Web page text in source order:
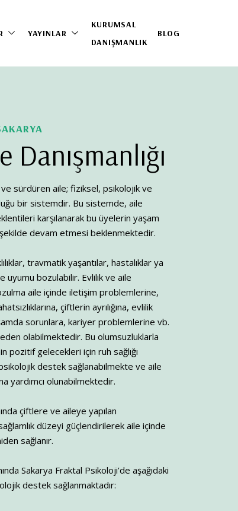
YAYINLAR
KURUMSAL
DANIŞMANLIK
BLOG
ve sürdüren aile; fiziksel, psikolojik ve
bir sistemdir. Bu sistemde, aile
karşılanarak bu üyelerin yaşam
şekilde devam etmesi beklenmektedir.
travmatik yaşantılar, hastalıklar ya
uyumu bozulabilir. Evlilik ve aile
aile içinde iletişim problemlerine,
çiftlerin ayrılığına, evlilik
sorunlara, kariyer problemlerine vb.
olabilmektedir. Bu olumsuzluklarla
pozitif gelecekleri için ruh sağlığı
destek sağlanabilmekte ve aile
yardımcı olunabilmektedir.
çiftlere ve aileye yapılan
düzeyi güçlendirilerek aile içinde
sağlanır.
Sakarya Fraktal Psikoloji’de aşağıdaki
destek sağlanmaktadır: